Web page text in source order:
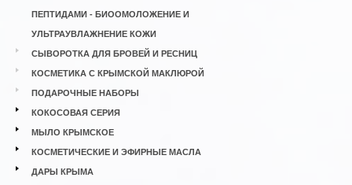
ПЕПТИДАМИ - БИООМОЛОЖЕНИЕ И
УЛЬТРАУВЛАЖНЕНИЕ КОЖИ
СЫВОРОТКА ДЛЯ БРОВЕЙ И РЕСНИЦ
КОСМЕТИКА С КРЫМСКОЙ МАКЛЮРОЙ
ПОДАРОЧНЫЕ НАБОРЫ
КОКОСОВАЯ СЕРИЯ
МЫЛО КРЫМСКОЕ
КОСМЕТИЧЕСКИЕ И ЭФИРНЫЕ МАСЛА
ДАРЫ КРЫМА